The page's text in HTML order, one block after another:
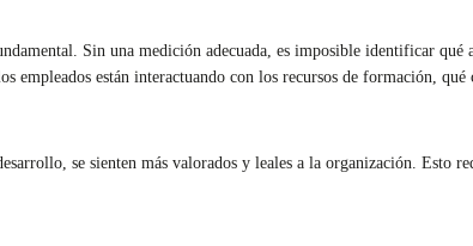
Sin una medición adecuada, es imposible identificar qué
empleados están interactuando con los recursos de formación,
se sienten más valorados y leales a la organización. Esto